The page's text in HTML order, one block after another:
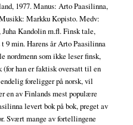
1977. Manus: Arto Paasilinna,
Markku Kopisto. Medv:
Kandolin m.fl. Finsk tale,
9 min. Harens år Arto Paasilinna
nordmenn som ikke leser finsk,
(for han er faktisk oversatt til en
foreligger på norsk, vil
en av Finlands mest populære
levert bok på bok, preget av
Svært mange av fortellingene